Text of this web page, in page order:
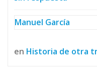
Manuel García
en Historia de otra